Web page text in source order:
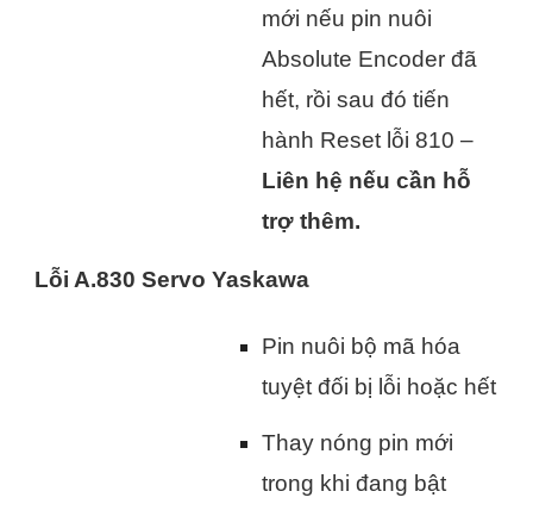
mới nếu pin nuôi
Absolute Encoder đã
hết, rồi sau đó tiến
hành Reset lỗi 810 –
Liên hệ nếu cần hỗ
trợ thêm.
Lỗi A.830 Servo Yaskawa
Pin nuôi bộ mã hóa
tuyệt đối bị lỗi hoặc hết
Thay nóng pin mới
trong khi đang bật